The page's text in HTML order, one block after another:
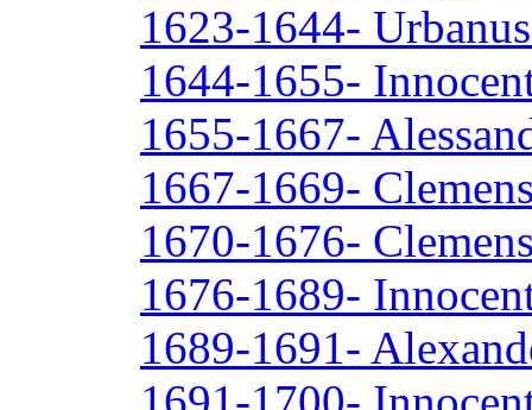
1623-1644-
1644-1655-
1655-1667-
1667-1669-
1670-1676-
1676-1689-
1689-1691-